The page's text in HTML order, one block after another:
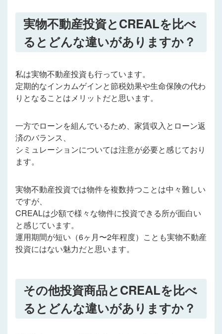
実物不動産投資とCREALを比べ
るとどんな違いがありますか？
私は実物不動産投資も行っています。
定期的なインカムゲインと節税効果や生命保険の代わ
りとなることはメリットだと思います。
一方でローンを組んでいるため、家賃収入とローン返
済のバランス、
シミュレーションについては注意が必要と感じており
ます。
実物不動産投資では物件を複数持つことは中々難しい
ですが、
CREALは少額で様々な物件に投資できる所が面白い
と感じています。
運用期間が短い（6ヶ月〜2年程度）ことも実物不動産
投資にはない魅力だと思います。
その他投資商品とCREALを比べ
るとどんな違いがありますか？